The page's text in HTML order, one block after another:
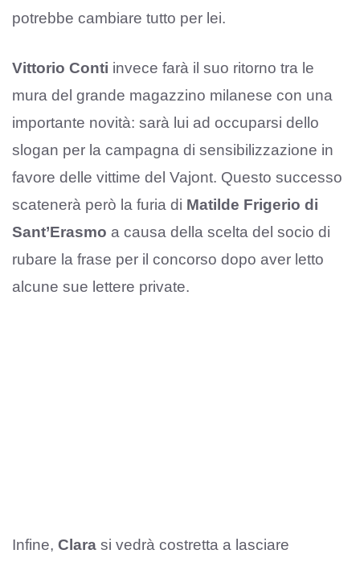
potrebbe cambiare tutto per lei.
Vittorio Conti invece farà il suo ritorno tra le
mura del grande magazzino milanese con una
importante novità: sarà lui ad occuparsi dello
slogan per la campagna di sensibilizzazione in
favore delle vittime del Vajont. Questo successo
scatenerà però la furia di Matilde Frigerio di
Sant’Erasmo a causa della scelta del socio di
rubare la frase per il concorso dopo aver letto
alcune sue lettere private.
Infine, Clara si vedrà costretta a lasciare